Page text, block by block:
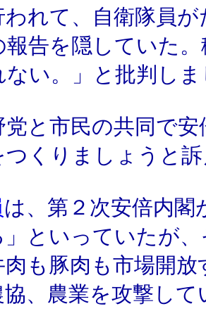
われて、自衛隊員
告を隠していた
ない。」と批判し
と市民の共同で安
つくりましょうと
は、第２次安倍内
」といっていたが
も豚肉も市場開
、農業を攻撃し